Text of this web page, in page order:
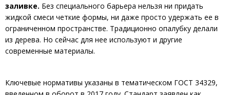
заливке. Без специального барьера нельзя ни придать
жидкой смеси четкие формы, ни даже просто удержать ее в
ограниченном пространстве. Традиционно опалубку делали
из дерева. Но сейчас для нее используют и другие
современные материалы.
Ключевые нормативы указаны в тематическом ГОСТ 34329,